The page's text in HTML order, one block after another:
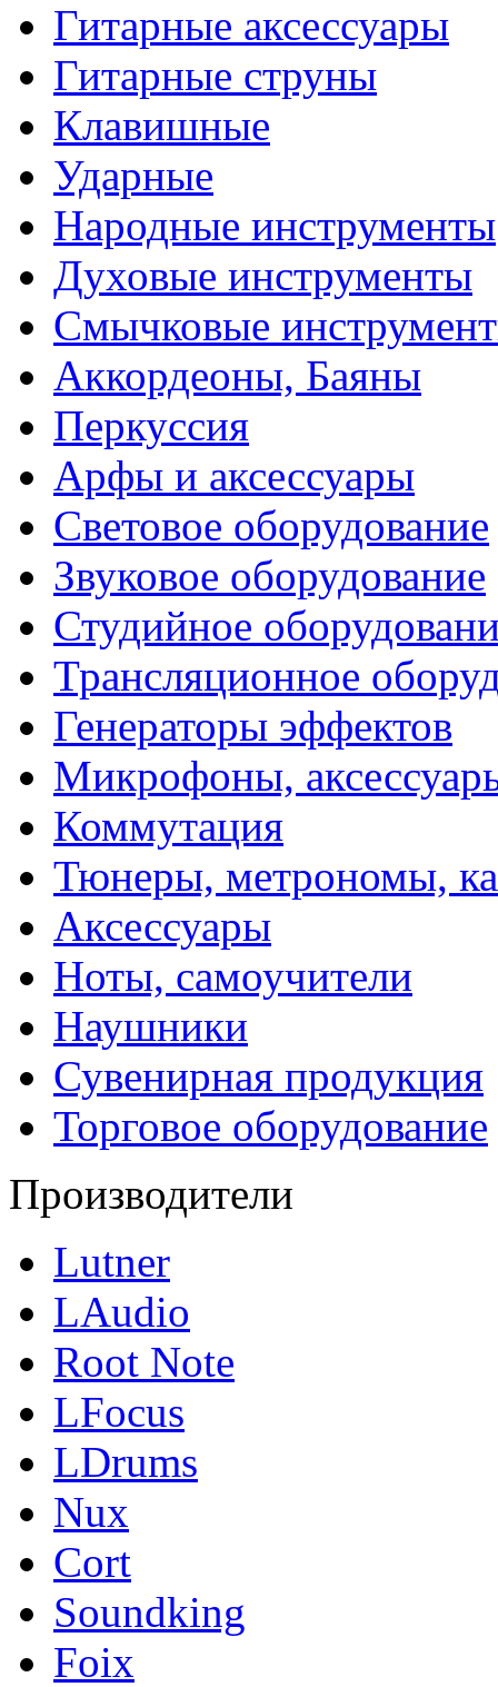
Гитарные аксессуары
Гитарные струны
Клавишные
Ударные
Народные инструменты
Духовые инструменты
Смычковые
Аккордеоны, Баяны
Перкуссия
Арфы и аксессуары
Световое оборудование
Звуковое оборудование
Студийное
Трансляционное
Генераторы эффектов
Микрофоны,
Коммутация
Тюнеры, метрономы,
Аксессуары
Ноты, самоучители
Наушники
Сувенирная продукция
Торговое оборудование
Производители
Lutner
LAudio
Root Note
LFocus
LDrums
Nux
Cort
Soundking
Foix